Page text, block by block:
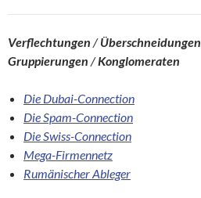
Verflechtungen /Überschneidungen
Gruppierungen /Konglomeraten
Die Dubai-Connection
Die Spam-Connection
Die Swiss-Connection
Mega-Firmennetz
Rumänischer Ableger